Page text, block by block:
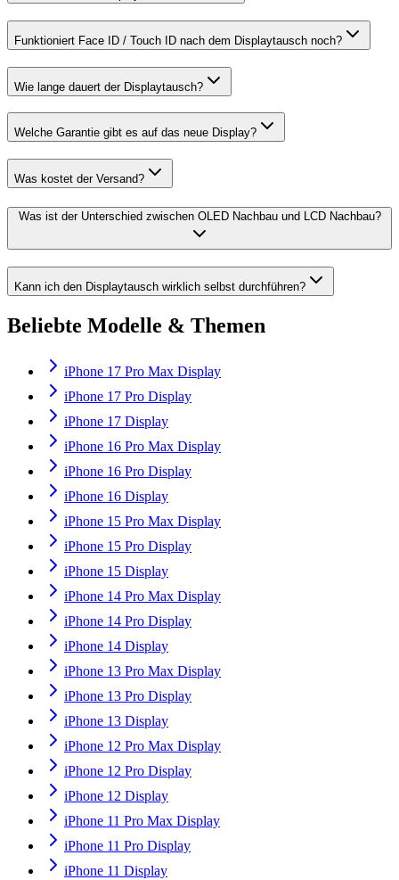
Funktioniert Face ID / Touch ID nach dem Displaytausch noch?
Wie lange dauert der Displaytausch?
Welche Garantie gibt es auf das neue Display?
Was kostet der Versand?
Was ist der Unterschied zwischen OLED Nachbau und LCD Nachbau?
Kann ich den Displaytausch wirklich selbst durchführen?
Beliebte Modelle & Themen
iPhone 17 Pro Max Display
iPhone 17 Pro Display
iPhone 17 Display
iPhone 16 Pro Max Display
iPhone 16 Pro Display
iPhone 16 Display
iPhone 15 Pro Max Display
iPhone 15 Pro Display
iPhone 15 Display
iPhone 14 Pro Max Display
iPhone 14 Pro Display
iPhone 14 Display
iPhone 13 Pro Max Display
iPhone 13 Pro Display
iPhone 13 Display
iPhone 12 Pro Max Display
iPhone 12 Pro Display
iPhone 12 Display
iPhone 11 Pro Max Display
iPhone 11 Pro Display
iPhone 11 Display